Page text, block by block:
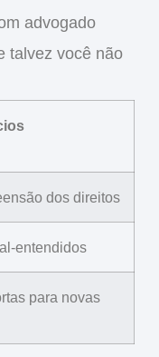
advogado
talvez você não
dos direitos
entendidos
para novas